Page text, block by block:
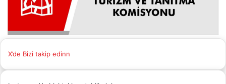
X’de Bizi takip edinn